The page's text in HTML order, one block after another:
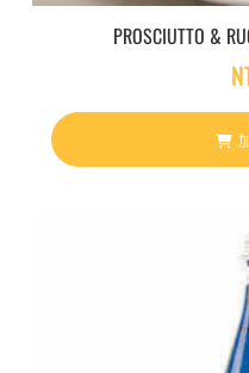
PROSCIUTTO &